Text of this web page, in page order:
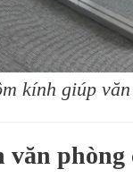
kính giúp
phòng